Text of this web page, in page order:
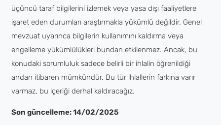
üçüncü taraf bilgilerini izlemek veya yasa dışı faaliyetlere
işaret eden durumları araştırmakla yükümlü değildir. Genel
mevzuat uyarınca bilgilerin kullanımını kaldırma veya
engelleme yükümlülükleri bundan etkilenmez. Ancak, bu
konudaki sorumluluk sadece belirli bir ihlalin öğrenildiği
andan itibaren mümkündür. Bu tür ihlallerin farkına varır
varmaz, bu içeriği derhal kaldıracağız.
Son güncelleme: 14/02/2025